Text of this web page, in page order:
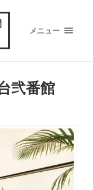
メニュー
弐番館